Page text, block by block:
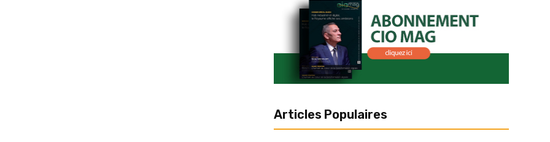
Articles Populaires